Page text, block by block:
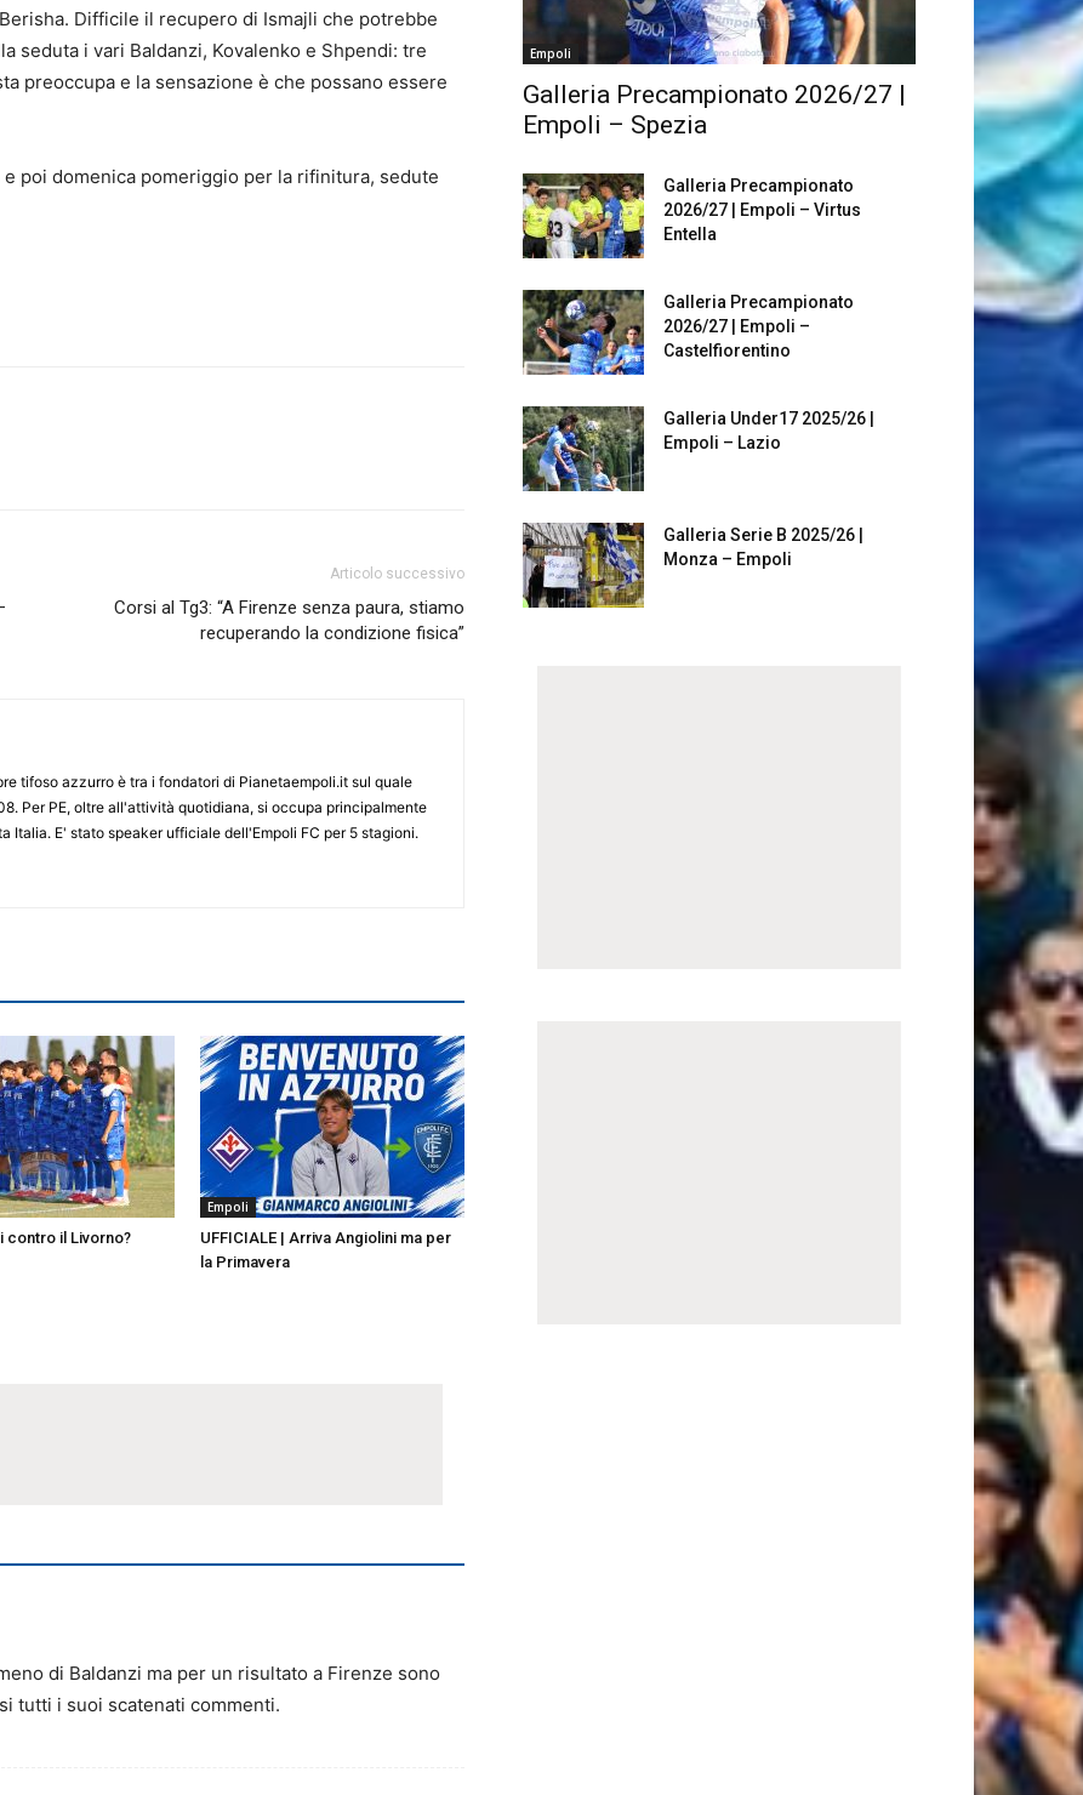
Difficile il recupero di Ismajli che potrebbe
seduta i vari Baldanzi, Kovalenko e Shpendi: tre
preoccupa e la sensazione è che possano essere
poi domenica pomeriggio per la rifinitura, sedute
Articolo successivo
Corsi al Tg3: “A Firenze senza paura, stiamo
recuperando la condizione fisica”
tifoso azzurro è tra i fondatori di Pianetaempoli.it sul quale
Per PE, oltre all'attività quotidiana, si occupa principalmente
Italia. E' stato speaker ufficiale dell'Empoli FC per 5 stagioni.
contro il Livorno?
Empoli
UFFICIALE | Arriva Angiolini ma per
la Primavera
di Baldanzi ma per un risultato a Firenze sono
tutti i suoi scatenati commenti.
Empoli
Galleria Precampionato 2026/27 |
Empoli – Spezia
Galleria Precampionato
2026/27 | Empoli – Virtus
Entella
Galleria Precampionato
2026/27 | Empoli –
Castelfiorentino
Galleria Under17 2025/26 |
Empoli – Lazio
Galleria Serie B 2025/26 |
Monza – Empoli